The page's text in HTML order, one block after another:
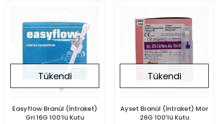
Tükendi
Easyflow Branül (İntraket)
Gri 16G 100’lü Kutu
Tükendi
Ayset Branül (İntraket) Mor
26G 100’lü Kutu